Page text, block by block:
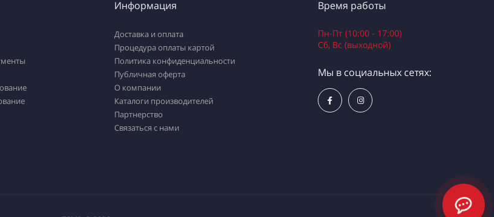
Информация
Доставка и оплата
Процедура оплаты картой
Политика конфиденциальности
Публичная оферта
О компании
Каталоги производителей
Партнерство
Связаться с нами
Время работы
Пн-Пт (10:00 - 17:00)
Сб, Вс (выходной)
Мы в социальных сетях: